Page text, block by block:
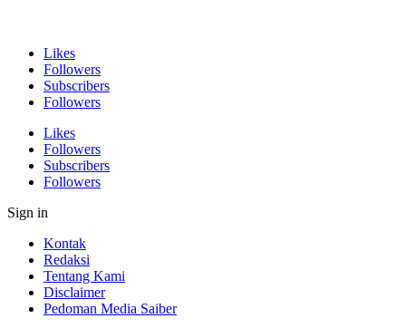
Likes
Followers
Subscribers
Followers
Likes
Followers
Subscribers
Followers
Sign in
Kontak
Redaksi
Tentang Kami
Disclaimer
Pedoman Media Saiber